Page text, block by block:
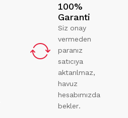
100%
Garanti
Siz onay
vermeden
paranız
satıcıya
aktarılmaz,
havuz
hesabımızda
bekler.